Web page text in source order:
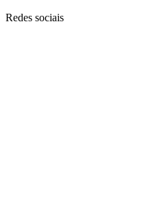
Redes sociais